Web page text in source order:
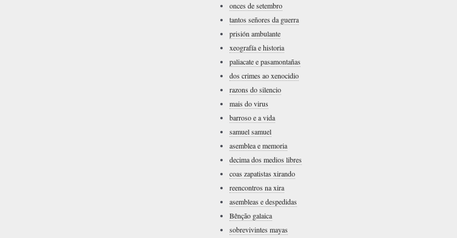
onces de setembro
tantos señores da guerra
prisión ambulante
xeografía e historia
paliacate e pasamontañas
dos crimes ao xenocidio
razons do silencio
mais do virus
barroso e a vida
samuel samuel
asemblea e memoria
decima dos medios libres
coas zapatistas xirando
reencontros na xira
asembleas e despedidas
Bênção galaica
sobrevivintes mayas